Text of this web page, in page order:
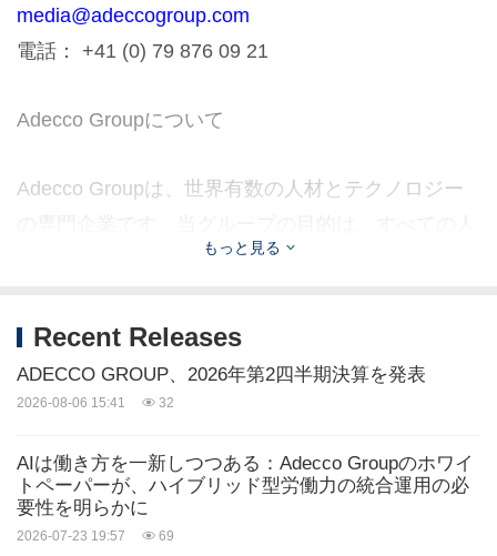
media@adeccogroup.com
電話： +41 (0) 79 876 09 21
Adecco Groupについて
Adecco Groupは、世界有数の人材とテクノロジー
にとって未来の仕事が機能するようにすることで
の3つのグローバル・ビジネス・ユニットを通じ
て、個人の持続可能で生涯にわたるエンプロイアビ
リティを実現するとともに、変革を推進するデジタ
ューションを提供し、組織が労働力を最適化できる
よう支援しています。Adecco Groupは模範を示し
つつ、持続可能な雇用可能性を促進して弾力的な経
もっと見る
Recent Releases
ADECCO GROUP、2026年第2四半期決算を発表
2026-08-06 15:41 32
AIは働き方を一新しつつある：Adecco Groupのホワイ
トペーパーが、ハイブリッド型労働力の統合運用の必
要性を明らかに
2026-07-23 19:57 69